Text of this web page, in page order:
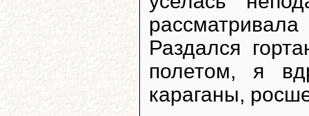
Раздался
полетом, я
караганы,